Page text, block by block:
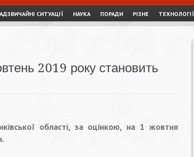
СИТУАЦІЇ НАУКА ПОРАДИ РІЗНЕ ТЕХНОЛОГІЇ
2019 року становить
області, за оцінкою, на 1 жовтня